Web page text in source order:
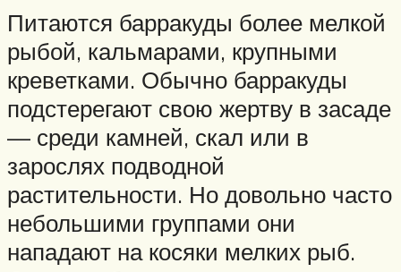
Питаются барракуды более мелкой
рыбой, кальмарами, крупными
креветками. Обычно барракуды
подстерегают свою жертву в засаде
— среди камней, скал или в
зарослях подводной
растительности. Но довольно часто
небольшими группами они
нападают на косяки мелких рыб.